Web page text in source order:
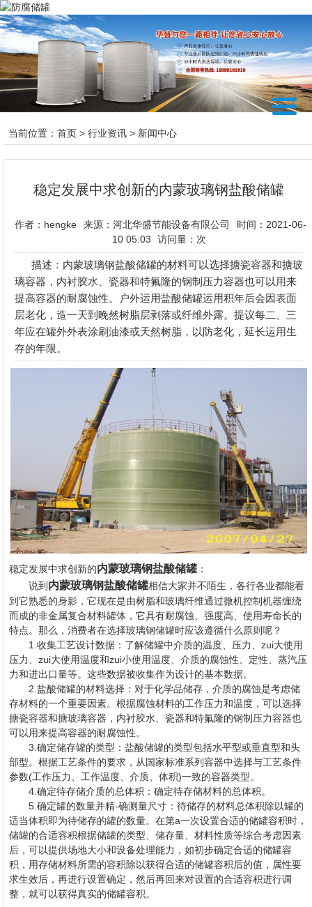
当前位置：首页 >行业资讯 > 新闻中心
稳定发展中求创新的内蒙玻璃钢盐酸储罐
作者：hengke 来源：河北华盛节能设备有限公司
时间：2021-06-
10 05:03
访问量： 次
描述：内蒙玻璃钢盐酸储罐的材料可以选择搪瓷容器和搪玻
璃容器，内衬胶水、瓷器和特氟隆的钢制压力容器也可以用来
提高容器的耐腐蚀性。户外运用盐酸储罐运用积年后会因表面
层老化，造一天到晚然树脂层剥落或纤维外露。提议每二、三
年应在罐外外表涂刷油漆或天然树脂，以防老化，延长运用生
存的年限。
稳定发展中求创新的内蒙玻璃钢盐酸储罐 ：
说到 内蒙玻璃钢盐酸储罐相信大家并不陌生，各行各业都能看
到它熟悉的身影，它现在是由树脂和玻璃纤维通过微机控制机器缠绕
而成的非金属复合材料罐体，它具有耐腐蚀、强度高、使用寿命长的
特点。那么，消费者在选择玻璃钢储罐时应该遵循什么原则呢？
1.收集工艺设计数据：了解储罐中介质的温度、压力、zui大使用
压力、zui大使用温度和zui小使用温度、介质的腐蚀性、定性、蒸汽压
力和进出口量等。这些数据被收集作为设计的基本数据。
2.盐酸储罐的材料选择：对于化学品储存，介质的腐蚀是考虑储
存材料的一个重要因素。根据腐蚀材料的工作压力和温度，可以选择
搪瓷容器和搪玻璃容器，内衬胶水、瓷器和特氟隆的钢制压力容器也
可以用来提高容器的耐腐蚀性。
3.确定储存罐的类型：盐酸储罐的类型包括水平型或垂直型和头
部型。根据工艺条件的要求，从国家标准系列容器中选择与工艺条件
参数(工作压力、工作温度、介质、体积)一致的容器类型。
4.确定待存储介质的总体积：确定待存储材料的总体积。
5.确定罐的数量并精-确测量尺寸：待储存的材料总体积除以罐的
适当体积即为待储存的罐的数量。在第a一次设置合适的储罐容积时，
储罐的合适容积根据储罐的类型、储存量、材料性质等综合考虑因素
后，可以提供场地大小和设备处理能力，如初步确定合适的储罐容
积，用存储材料所需的容积除以获得合适的储罐容积后的值，属性要
求生效后，再进行设置确定，然后再回来对设置的合适容积进行调
整，就可以获得真实的储罐容积。